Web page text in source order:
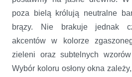
poza bielą królują neutralne
brązy. Nie brakuje jednak
akcentów w kolorze
zieleni oraz subtelnych
Wybór koloru osłony okna